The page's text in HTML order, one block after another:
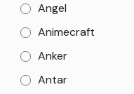
Angel
Animecraft
Anker
Antar